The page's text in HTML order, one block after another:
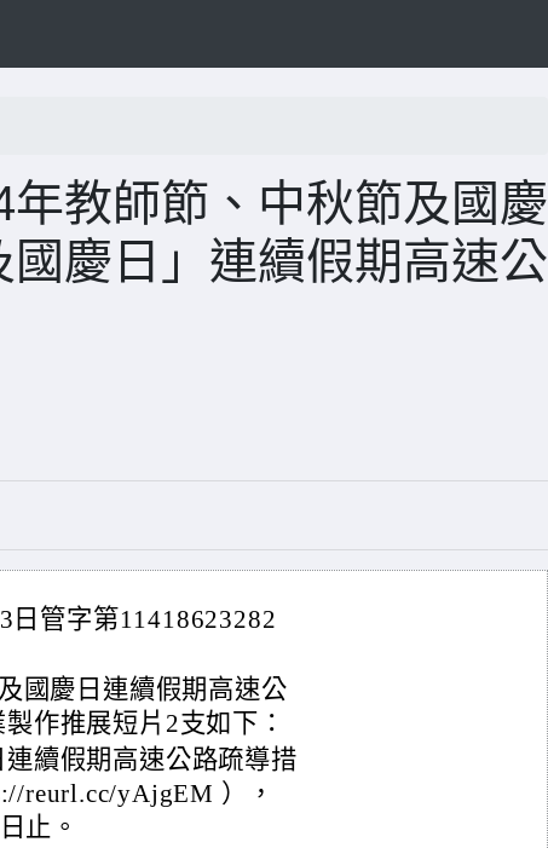
教師節、中秋節及國慶
慶日」連續假期高速公
管字第11418623282
國慶日連續假期高速公
作推展短片2支如下：
續假期高速公路疏導措
reurl.cc/yAjgEM ），
止。